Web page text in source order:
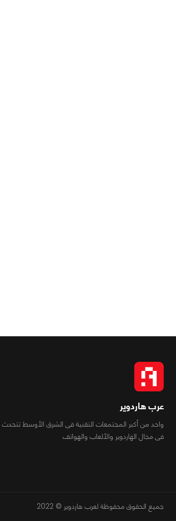
عرب هاردوير
واحد من أكبر المجتمعات التقنية فى الشرق الأوسط
فى مجال الهاردوير والألعاب والهواتف
جميع الحقوق محفوظة لعرب هاردوير © 2022